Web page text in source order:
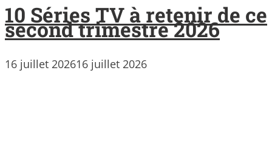
10 Séries TV à retenir de ce
second trimestre 2026
16 juillet 202616 juillet 2026